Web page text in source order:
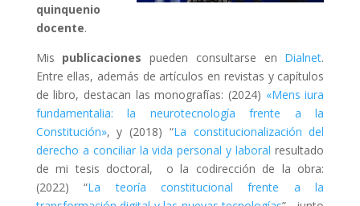
quinquenio
docente.
Mis publicaciones pueden consultarse en Dialnet.
Entre ellas, además de artículos en revistas y capítulos
de libro, destacan las monografías: (2024) «Mens iura
fundamentalia: la neurotecnología frente a la
Constitución», y (2018) “La constitucionalización del
derecho a conciliar la vida personal y laboralresultado
de mi tesis doctoral, o la codirección de la obra:
(2022) “La teoría constitucional frente a la